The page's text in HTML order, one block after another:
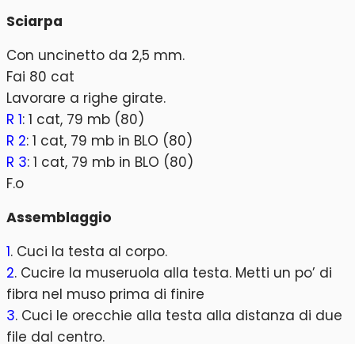
Sciarpa
Con uncinetto da 2,5 mm.
Fai 80 cat
Lavorare a righe girate.
R 1: 1 cat, 79 mb (80)
R 2: 1 cat, 79 mb in BLO (80)
R 3: 1 cat, 79 mb in BLO (80)
F.o
Assemblaggio
1. Cuci la testa al corpo.
2. Cucire la museruola alla testa. Metti un po’ di
fibra nel muso prima di finire
3. Cuci le orecchie alla testa alla distanza di due
file dal centro.